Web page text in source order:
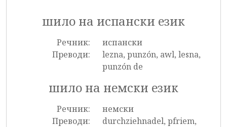
шило на испански език
Речник:
испански
Преводи:
lezna, punzón, awl, lesna,
punzón de
шило на немски език
Речник:
немски
Преводи:
durchziehnadel, pfriem,